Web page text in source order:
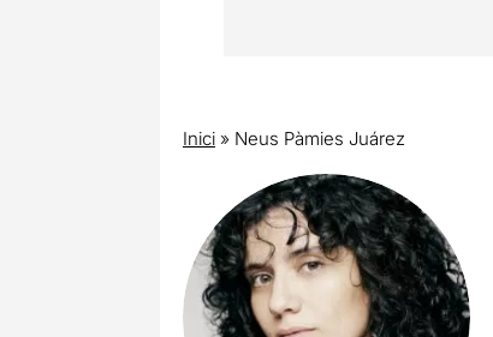
Inici» Neus Pàmies Juárez